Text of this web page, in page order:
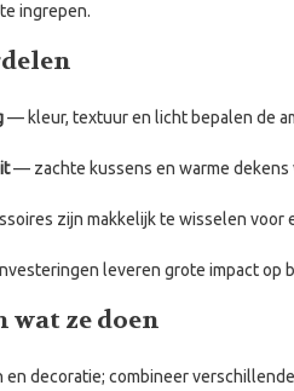
ingrepen.
— kleur, textuur en licht bepalen de
— zachte kussens en warme dekens
zijn makkelijk te wisselen voor
leveren grote impact op
wat ze doen
decoratie; combineer